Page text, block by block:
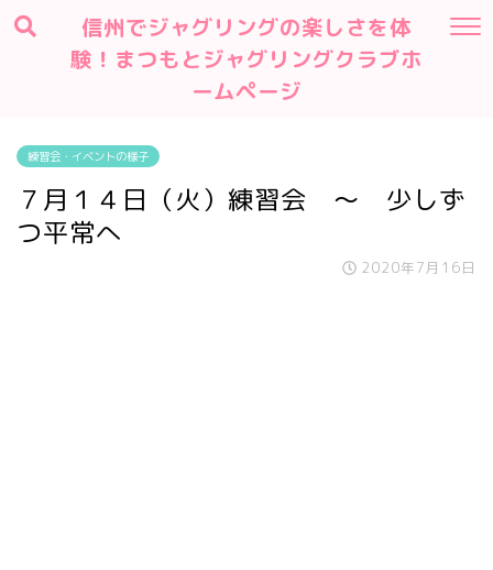
信州でジャグリングの楽しさを体
験！まつもとジャグリングクラブホ
ームページ
練習会・イベントの様子
７月１４日（火）練習会 ～ 少しず
つ平常へ
2020年7月16日